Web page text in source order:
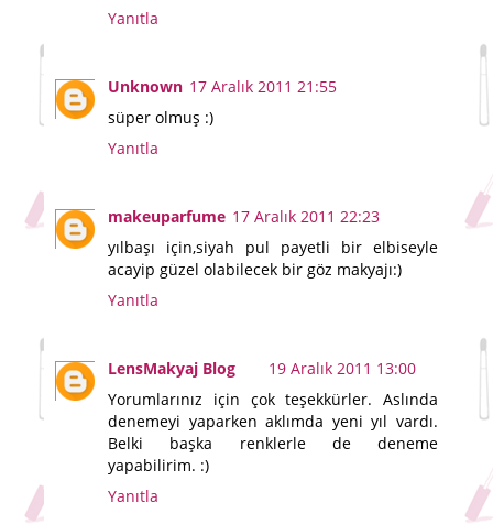
Yanıtla
Unknown 17 Aralık 2011 21:55
süper olmuş :)
Yanıtla
makeuparfume 17 Aralık 2011 22:23
yılbaşı için,siyah pul payetli bir elbiseyle
acayip güzel olabilecek bir göz makyajı:)
Yanıtla
LensMakyaj Blog
19 Aralık 2011 13:00
Yorumlarınız için çok teşekkürler. Aslında
denemeyi yaparken aklımda yeni yıl vardı.
Belki başka renklerle de deneme
yapabilirim. :)
Yanıtla